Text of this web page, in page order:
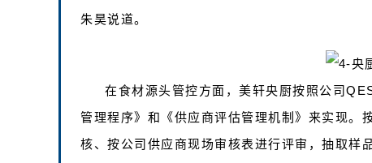
朱昊说道。
在食材源头管控方面，美轩央厨按照公司
管理程序》和《供应商评估管理机制》来实现。
核、按公司供应商现场审核表进行评审，抽取样